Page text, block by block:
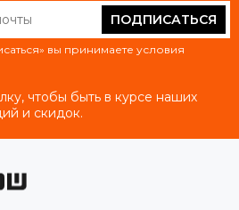
ПОДПИСАТЬСЯ
вы принимаете условия
чтобы быть в курсе наших
и скидок.